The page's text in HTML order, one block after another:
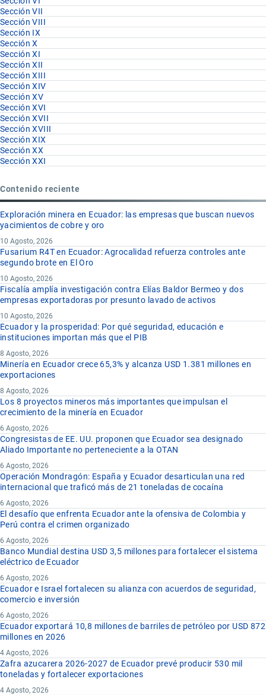
Sección VII
Sección VIII
Sección IX
Sección X
Sección XI
Sección XII
Sección XIII
Sección XIV
Sección XV
Sección XVI
Sección XVII
Sección XVIII
Sección XIX
Sección XX
Sección XXI
Contenido reciente
Exploración minera en Ecuador: las empresas que buscan nuevos
yacimientos de cobre y oro
10 Agosto, 2026
Fusarium R4T en Ecuador: Agrocalidad refuerza controles ante
segundo brote en El Oro
10 Agosto, 2026
Fiscalía amplía investigación contra Elías Baldor Bermeo y dos
empresas exportadoras por presunto lavado de activos
10 Agosto, 2026
Ecuador y la prosperidad: Por qué seguridad, educación e
instituciones importan más que el PIB
8 Agosto, 2026
Minería en Ecuador crece 65,3% y alcanza USD 1.381 millones en
exportaciones
8 Agosto, 2026
Los 8 proyectos mineros más importantes que impulsan el
crecimiento de la minería en Ecuador
6 Agosto, 2026
Congresistas de EE. UU. proponen que Ecuador sea designado
Aliado Importante no perteneciente a la OTAN
6 Agosto, 2026
Operación Mondragón: España y Ecuador desarticulan una red
internacional que traficó más de 21 toneladas de cocaína
6 Agosto, 2026
El desafío que enfrenta Ecuador ante la ofensiva de Colombia y
Perú contra el crimen organizado
6 Agosto, 2026
Banco Mundial destina USD 3,5 millones para fortalecer el sistema
eléctrico de Ecuador
6 Agosto, 2026
Ecuador e Israel fortalecen su alianza con acuerdos de seguridad,
comercio e inversión
6 Agosto, 2026
Ecuador exportará 10,8 millones de barriles de petróleo por USD 872
millones en 2026
4 Agosto, 2026
Zafra azucarera 2026-2027 de Ecuador prevé producir 530 mil
toneladas y fortalecer exportaciones
4 Agosto, 2026